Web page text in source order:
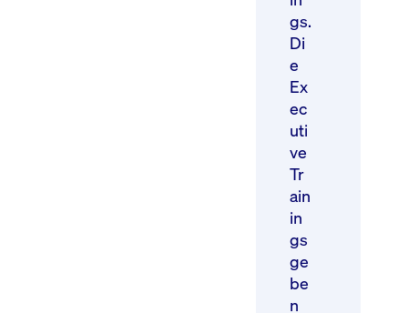
gs.
Di
e
Ex
ec
uti
ve
Tr
ain
in
gs
ge
be
n